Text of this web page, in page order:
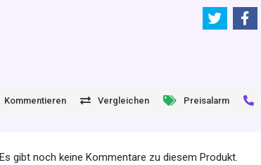
Kommentieren Vergleichen Preisalarm
Es gibt noch keine Kommentare zu diesem Produkt.